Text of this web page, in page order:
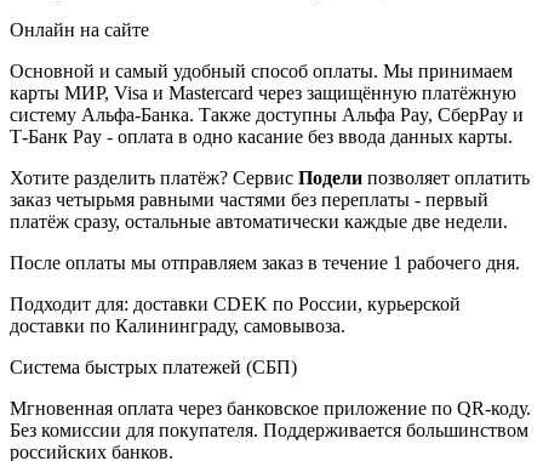
Онлайн на сайте
Основной и самый удобный способ оплаты. Мы принимаем
карты МИР, Visa и Mastercard через защищённую платёжную
систему Альфа-Банка. Также доступны Альфа Pay, СберPay и
Т-Банк Pay - оплата в одно касание без ввода данных карты.
Хотите разделить платёж? Сервис Подели позволяет оплатить
заказ четырьмя равными частями без переплаты - первый
платёж сразу, остальные автоматически каждые две недели.
После оплаты мы отправляем заказ в течение 1 рабочего дня.
Подходит для: доставки CDEK по России, курьерской
доставки по Калининграду, самовывоза.
Система быстрых платежей (СБП)
Мгновенная оплата через банковское приложение по QR-коду.
Без комиссии для покупателя. Поддерживается большинством
российских банков.